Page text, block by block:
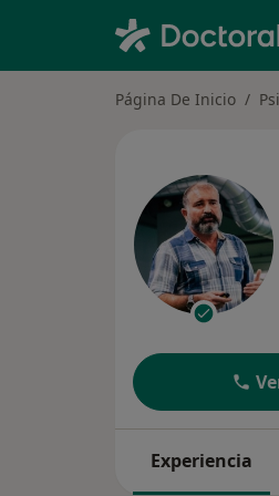
Página De Inicio
Experiencia